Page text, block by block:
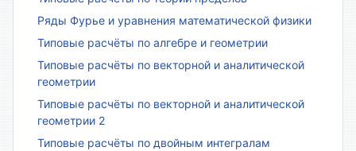
Ряды Фурье и уравнения математической физики
Типовые расчёты по алгебре и геометрии
Типовые расчёты по векторной и аналитической
геометрии
Типовые расчёты по векторной и аналитической
геометрии 2
Типовые расчёты по двойным интегралам